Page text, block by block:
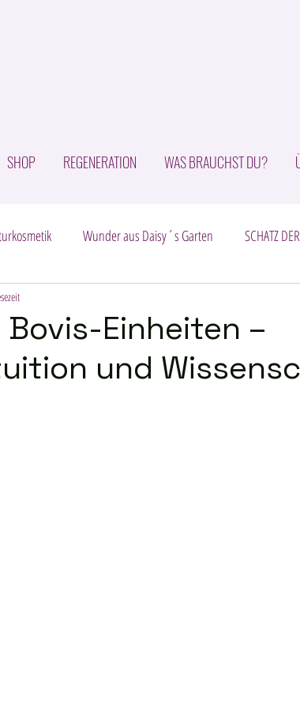
SHOP REGENERATION WAS BRAUCHST DU?
Wunder aus Daisy´s Garten SCHATZ
- natürlich-sinnlich
Einheiten –
und